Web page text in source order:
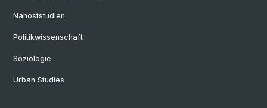
Nahoststudien
Politikwissenschaft
Soziologie
Urban Studies